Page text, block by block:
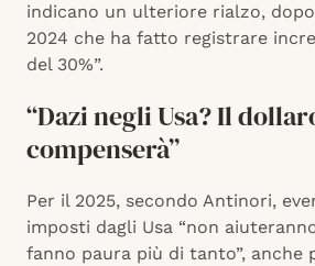
indicano un ulteriore rialzo,
2024 che ha fatto registrare
del 30%”.
“Dazi negli Usa? Il
compenserà”
Per il 2025, secondo Antinori,
imposti dagli Usa “non
fanno paura più di tanto”, anche